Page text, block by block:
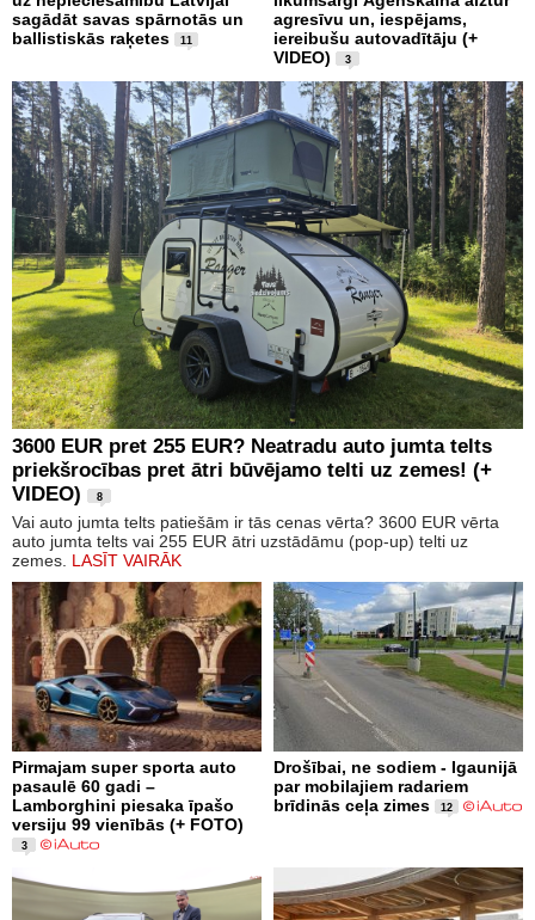
sagādāt savas spārnotās un
ballistiskās raķetes
11
agresīvu un, iespējams,
iereibušu autovadītāju (+
VIDEO)
3
3600 EUR pret 255 EUR? Neatradu auto jumta telts
priekšrocības pret ātri būvējamo telti uz zemes! (+
VIDEO)
8
Vai auto jumta telts patiešām ir tās cenas vērta? 3600 EUR vērta
auto jumta telts vai 255 EUR ātri uzstādāmu (pop-up) telti uz
zemes. LASĪT VAIRĀK
Pirmajam super sporta auto
pasaulē 60 gadi –
Lamborghini piesaka īpašo
versiju 99 vienībās (+ FOTO)
3
Drošībai, ne sodiem - Igaunijā
par mobilajiem radariem
brīdinās ceļa zimes
12